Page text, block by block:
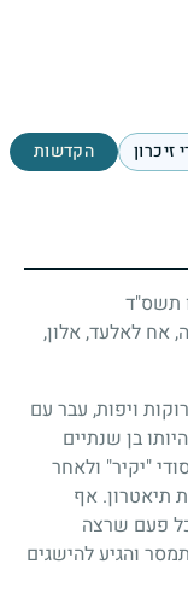
הקדשות
תשס"ד
אח לאלעד, אלון,
ויפות, עבר עם
בן שנתיים
"יקיר" ולאחר
תיאטרון. אף
פעם שרצה
והגיע להישגים